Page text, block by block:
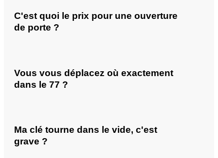
C'est quoi le prix pour une ouverture
de porte ?
Vous vous déplacez où exactement
dans le 77 ?
Ma clé tourne dans le vide, c'est
grave ?